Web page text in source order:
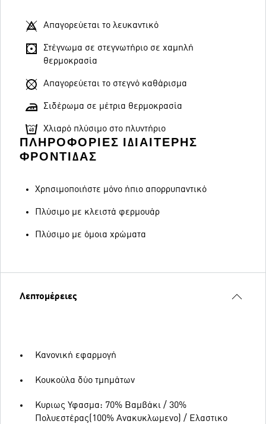
Απαγορεύεται το λευκαντικό
Στέγνωμα σε στεγνωτήριο σε χαμηλή
θερμοκρασία
Απαγορεύεται το στεγνό καθάρισμα
Σιδέρωμα σε μέτρια θερμοκρασία
Χλιαρό πλύσιμο στο πλυντήριο
ΠΛΗΡΟΦΟΡΊΕΣ ΙΔΙΑΊΤΕΡΗΣ
ΦΡΟΝΤΊΔΑΣ
Χρησιμοποιήστε μόνο ήπιο απορρυπαντικό
Πλύσιμο με κλειστά φερμουάρ
Πλύσιμο με όμοια χρώματα
Λεπτομέρειες
Κανονική εφαρμογή
Κουκούλα δύο τμημάτων
Κυριως Υφασμα: 70% Βαμβάκι / 30%
Πολυεστέρας(100% Ανακυκλωμενο) / Ελαστικο